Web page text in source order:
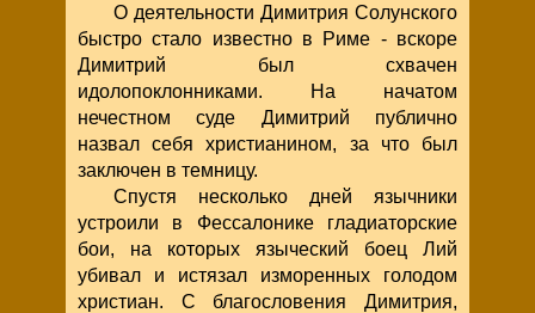
О деятельности Димитрия Солунского
быстро стало известно в Риме - вскоре
Димитрий был схвачен
идолопоклонниками. На начатом
нечестном суде Димитрий публично
назвал себя христианином, за что был
заключен в темницу.
Спустя несколько дней язычники
устроили в Фессалонике гладиаторские
бои, на которых языческий боец Лий
убивал и истязал изморенных голодом
христиан. С благословения Димитрия,